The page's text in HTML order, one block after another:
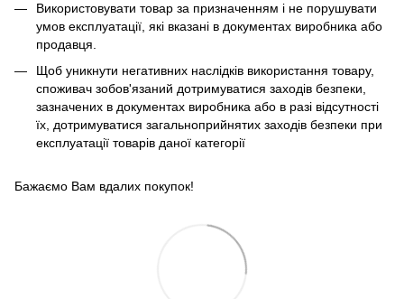
Використовувати товар за призначенням і не порушувати
умов експлуатації, які вказані в документах виробника або
продавця.
Щоб уникнути негативних наслідків використання товару,
споживач зобов'язаний дотримуватися заходів безпеки,
зазначених в документах виробника або в разі відсутності
їх, дотримуватися загальноприйнятих заходів безпеки при
експлуатації товарів даної категорії
Бажаємо Вам вдалих покупок!